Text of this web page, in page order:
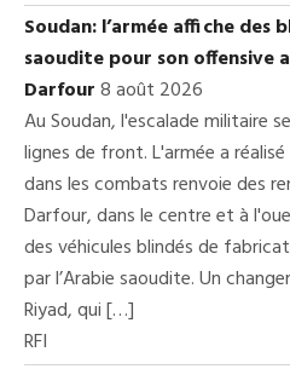
Soudan: l’armée affiche des
saoudite pour son offensive
Darfour8 août 2026
Au Soudan, l'escalade militaire
lignes de front. L'armée a
dans les combats renvoie des
Darfour, dans le centre et à
des véhicules blindés de
par l’Arabie saoudite. Un
Riyad, qui […]
RFI